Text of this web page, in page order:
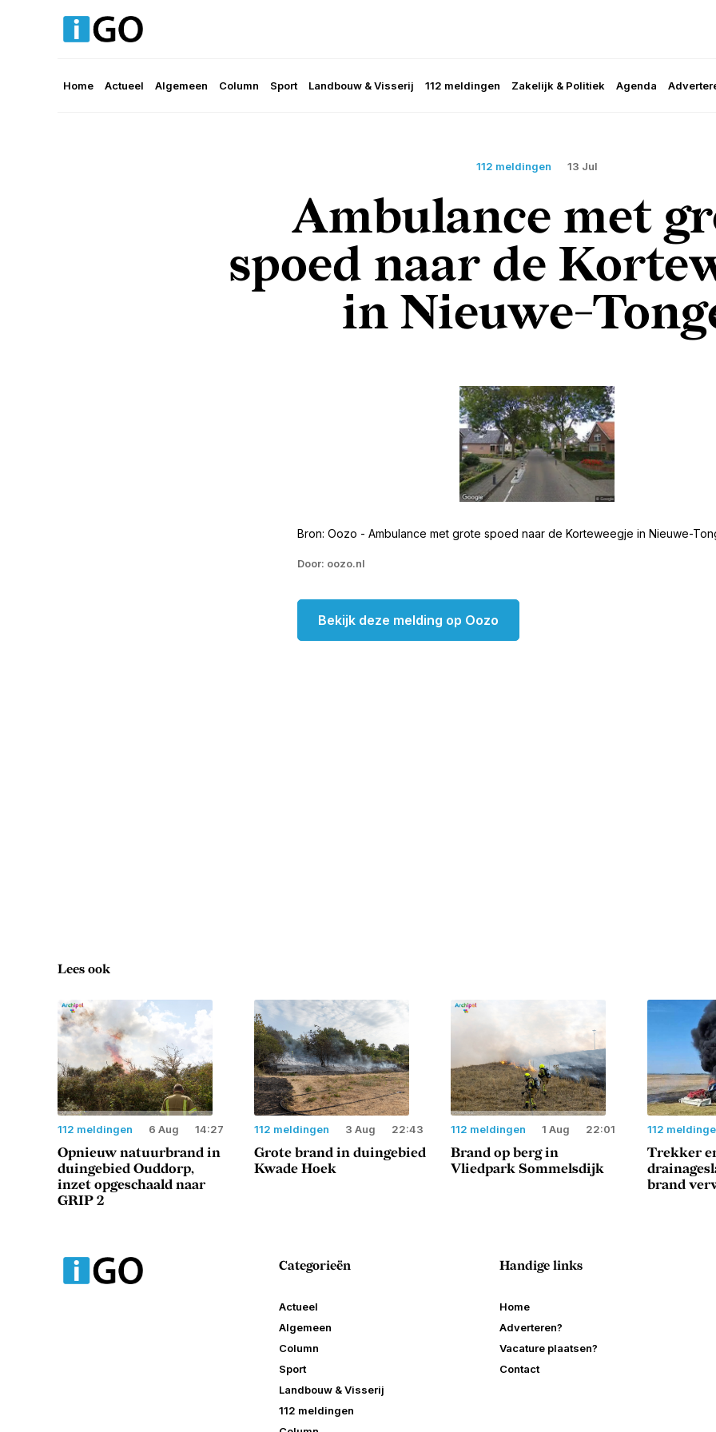
Home Actueel Algemeen Column Sport Landbouw & Visserij 112 meldingen Zakelijk & Politiek Agenda
112 meldingen 13 Jul
Ambulance met
spoed naar de
in Nieuwe-
Bron: Oozo - Ambulance met grote spoed naar de Korteweegje in Nieuwe-
Door: oozo.nl
Bekijk deze melding op Oozo
Lees ook
112 meldingen 6 Aug 14:27
Opnieuw natuurbrand in
duingebied Ouddorp,
inzet opgeschaald naar
GRIP 2
112 meldingen 3 Aug 22:43
Grote brand in duingebied
Kwade Hoek
112 meldingen 1 Aug 22:01
Brand op berg in
Vliedpark Sommelsdijk
112
Trekker
brand
Categorieën
Actueel
Algemeen
Column
Sport
Landbouw & Visserij
112 meldingen
Handige links
Home
Adverteren?
Vacature plaatsen?
Contact